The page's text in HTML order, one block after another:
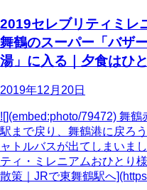
2019セレブリティミレ
舞鶴のスーパー「バザ
湯」に入る｜夕食はひ
2019年12月20日
![](embed:photo/79472) 舞
駅まで戻り、舞鶴港に戻ろ
ャトルバスが出てしまいま
ティ・ミレニアムおひとり
散策｜JRで東舞鶴駅へ